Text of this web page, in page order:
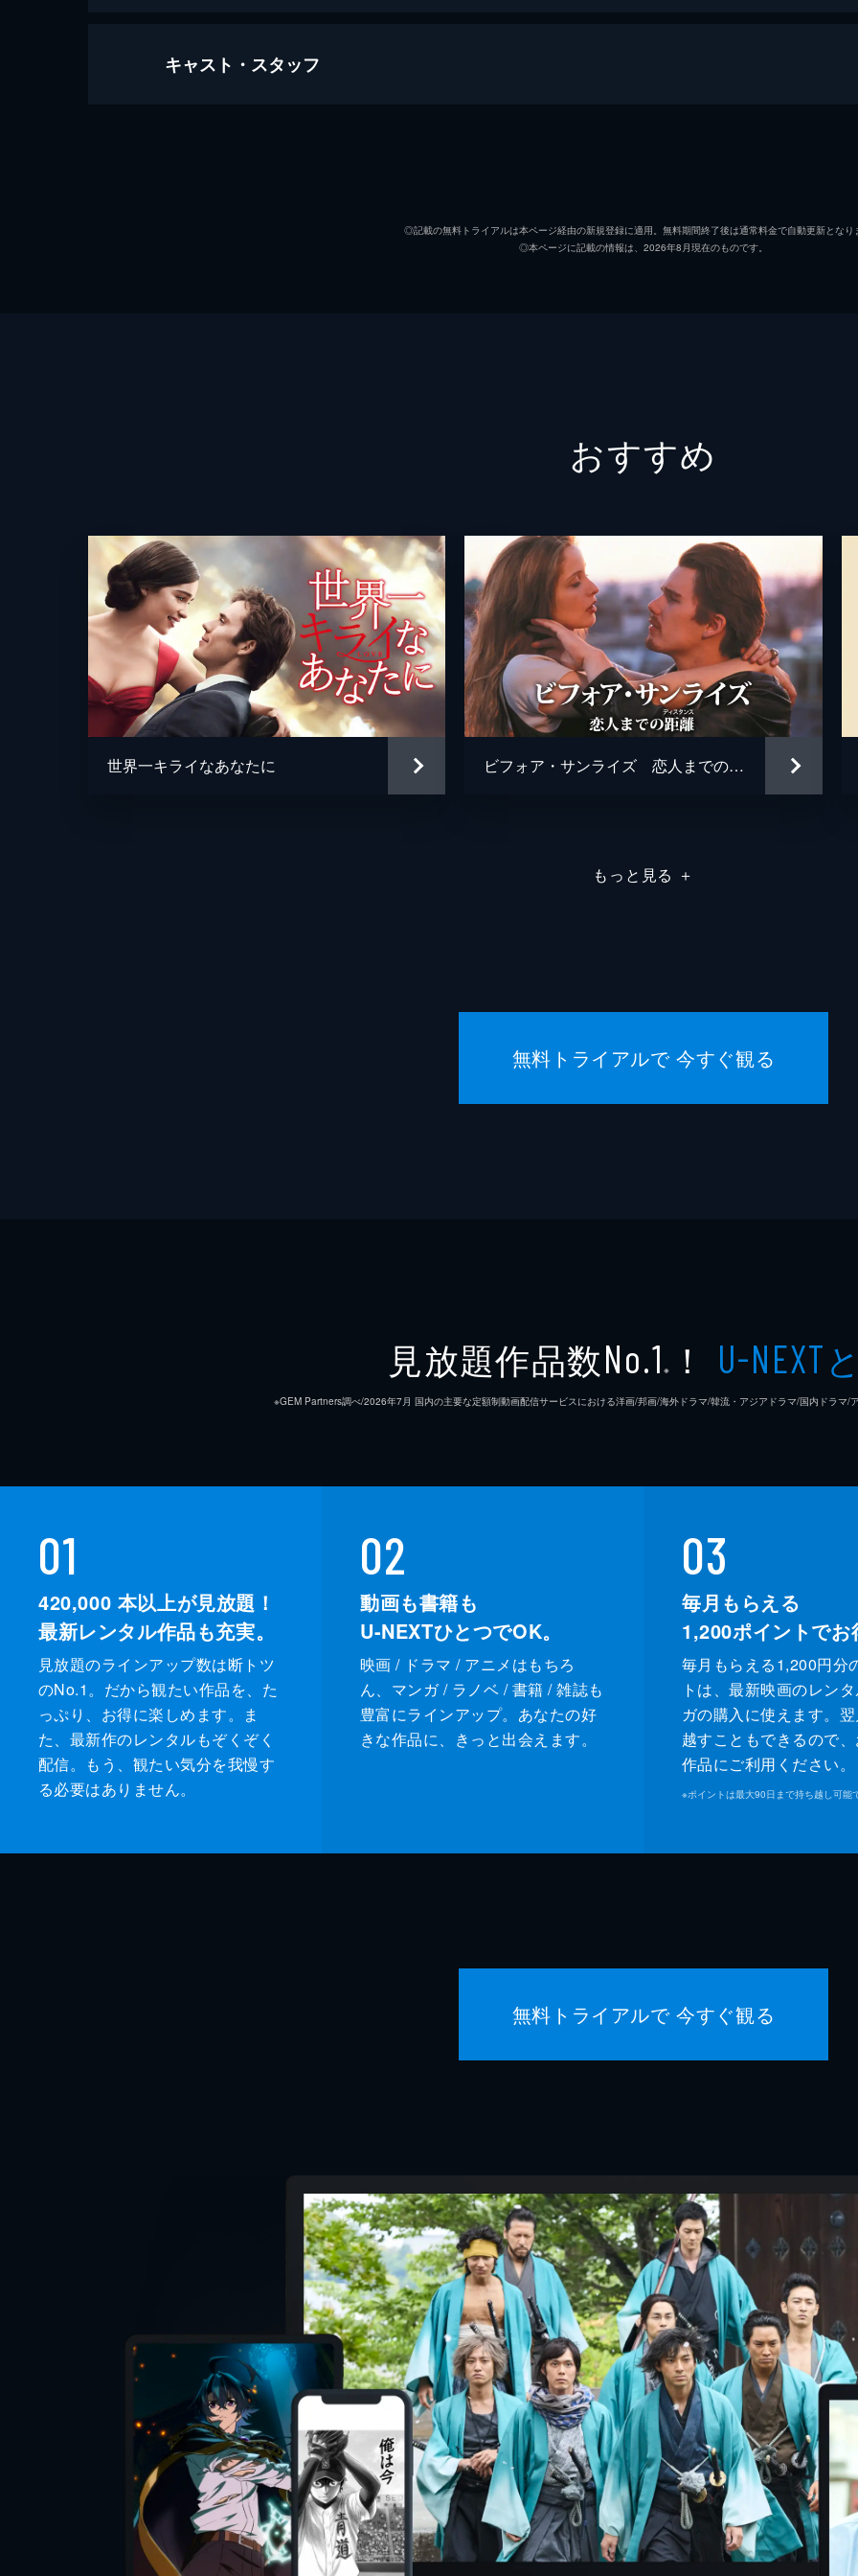
君の名前で僕を呼んで
キャスト・スタッフ
パールマン教授
原作 アン
製作 ピー
ルカ・
エミ
マルコ
◎記載の無料トライアルは本ページ経由の新規登録に適用。無料期間終了後は通常料金で自動更新となり
◎本ページに記載の情報は、2026年8月現在のものです。
おすすめ
世界一キライなあなたに ビフォア・サンライズ 恋人までの距離（ディスタンス）
もっと見る ＋
無料トライアルで 今すぐ観る
見放題作品数No.1 ※ ！ U-NEXT
※GEM Partners調べ/2026年7⽉ 国内の主要な定額制動画配信サービスにおける洋画/邦画/海外ドラマ/韓流・アジアドラマ/国内ドラマ/
01
420,000 本以上が見放題！
最新レンタル作品も充実。
見放題のラインアップ数は断トツ
のNo.1。だから観たい作品を、た
っぷり、お得に楽しめます。ま
た、最新作のレンタルもぞくぞく
配信。もう、観たい気分を我慢す
る必要はありません。
02
動画も書籍も
U-NEXTひとつでOK。
映画 / ドラマ / アニメはもちろ
ん、マンガ / ラノベ / 書籍 / 雑誌も
豊富にラインアップ。あなたの好
きな作品に、きっと出会えます。
03
毎月もらえる
1,200ポイントでお
毎月もらえる1,200円分
トは、最新映画のレン
ガの購入に使えます。
越すこともできるので
作品にご利用ください。
※ポイントは最大90日まで持ち越し可能で
無料トライアルで 今すぐ観る